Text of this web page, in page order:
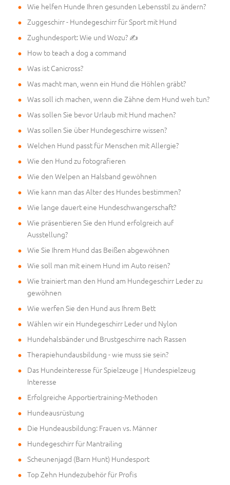
Wie helfen Hunde Ihren gesunden Lebensstil zu ändern?
Zuggeschirr - Hundegeschirr für Sport mit Hund
Zughundesport: Wie und Wozu? ✍
How to teach a dog a command
Was ist Canicross?
Was macht man, wenn ein Hund die Höhlen gräbt?
Was soll ich machen, wenn die Zähne dem Hund weh tun?
Was sollen Sie bevor Urlaub mit Hund machen?
Was sollen Sie über Hundegeschirre wissen?
Welchen Hund passt für Menschen mit Allergie?
Wie den Hund zu fotografieren
Wie den Welpen an Halsband gewöhnen
Wie kann man das Alter des Hundes bestimmen?
Wie lange dauert eine Hundeschwangerschaft?
Wie präsentieren Sie den Hund erfolgreich auf
Ausstellung?
Wie Sie Ihrem Hund das Beißen abgewöhnen
Wie soll man mit einem Hund im Auto reisen?
Wie trainiert man den Hund am Hundegeschirr Leder zu
gewöhnen
Wie werfen Sie den Hund aus Ihrem Bett
Wählen wir ein Hundegeschirr Leder und Nylon
Hundehalsbänder und Brustgeschirre nach Rassen
Therapiehundausbildung - wie muss sie sein?
Das Hundeinteresse für Spielzeuge | Hundespielzeug
Interesse
Erfolgreiche Apportiertraining-Methoden
Hundeausrüstung
Die Hundeausbildung: Frauen vs. Männer
Hundegeschirr für Mantrailing
Scheunenjagd (Barn Hunt) Hundesport
Top Zehn Hundezubehör für Profis